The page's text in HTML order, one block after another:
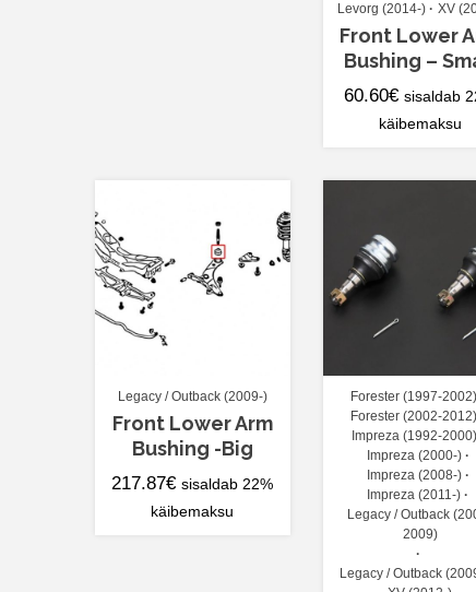
Levorg (2014-)
XV
Front Lower
Bushing –
60.60€ sisaldab
käibemaksu
Legacy / Outback (2009-)
Front Lower Arm
Bushing -Big
217.87€ sisaldab 22%
käibemaksu
Forester (1997-2002)
Forester (2002-2012)
Impreza (1992-2000)
Impreza (2000-)
Impreza (2008-)
Impreza (2011-)
Legacy / Outback
2009)
Legacy / Outback